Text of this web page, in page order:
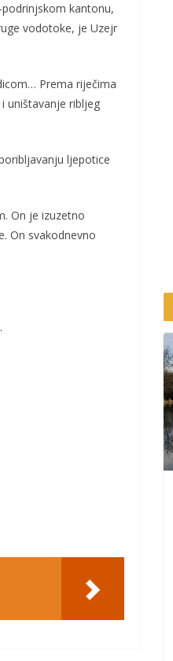
kantonu,
vodotoke, je Uzejr
Prema riječima
uništavanje ribljeg
ljepotice
On je izuzetno
On svakodnevno